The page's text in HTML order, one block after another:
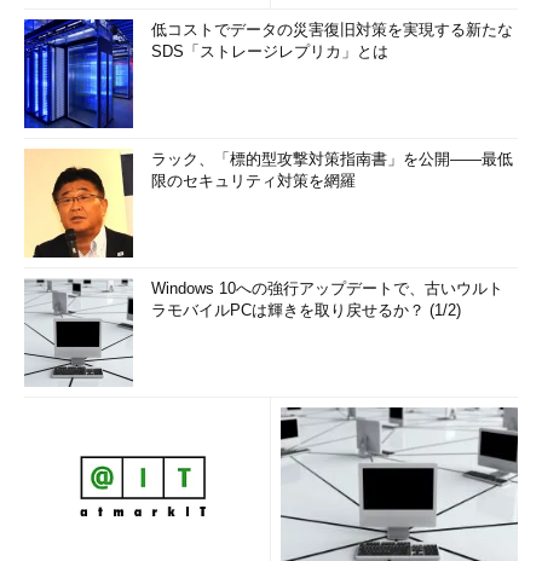
Windows Updateのトラブルシューティングツールを実行
する（その7）
これは2種類のトラブルが見つかった例（画面はWindows 8.
1のもの）。前述の［自動的に修復する］をオンにしていた
ので、この時点で修復作業はすでに完了している。
（9）検出されたWindows Updateのトラブルの内容。
（10）正常にトラブルシューティングが実行できた項目
は「解決済み」と表示される。もし「未解決」と表示された
場合は、再度トラブルシューティングツールを実行するか、
別の対策を講じる必要がある。
（11）［詳細情報の表示］をクリックすると、トラブルシ
ューティングの詳細結果がリポートとして表示される。
上の画面で［閉じる］ボタンまたは［トラブルシューティング
ツールを終了する］をクリックすれば、作業は完了だ。Windows
Updateを手動で実行して、正常に適用できるかどうか試してみ
低コストでデータの災害復旧対策を実現する新たな
SDS「ストレージレプリカ」とは
ラック、「標的型攻撃対策指南書」を公開――最低
限のセキュリティ対策を網羅
Windows 10への強行アップデートで、古いウルト
ラモバイルPCは輝きを取り戻せるか？ (1/2)